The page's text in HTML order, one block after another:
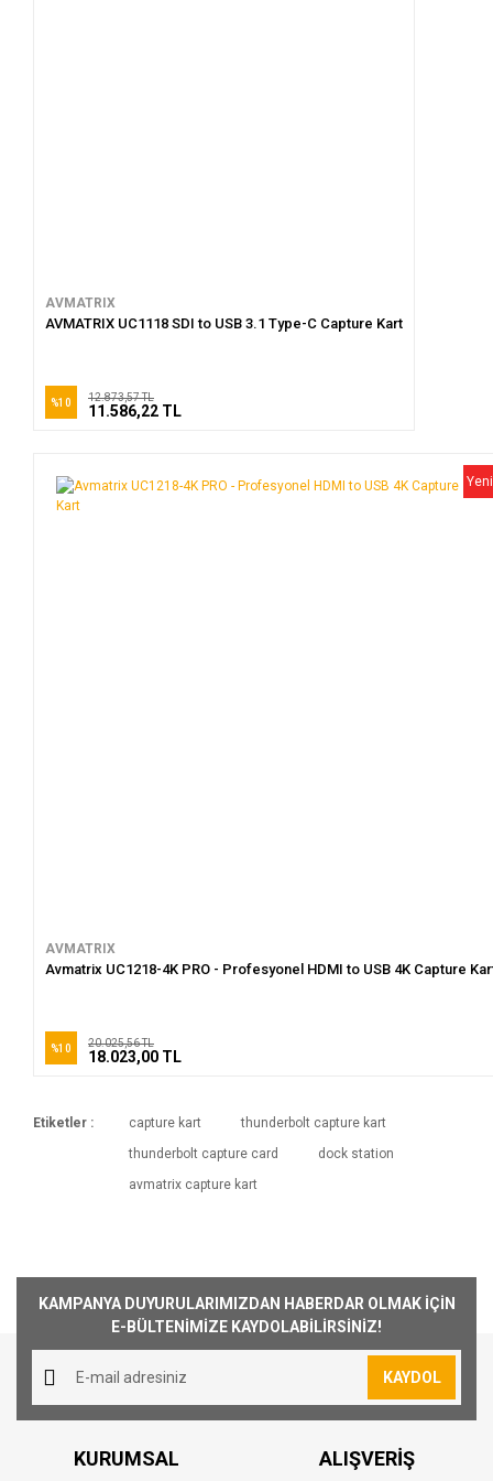
AVMATRIX
AVMATRIX UC1118 SDI to USB 3.1 Type-C Capture Kart
%10 12.873,57 TL
11.586,22 TL
Yeni
AVMATRIX
Avmatrix UC1218-4K PRO - Profesyonel HDMI to USB 4K Capture
%10 20.025,56 TL
18.023,00 TL
Etiketler : capture kart
thunderbolt capture kart
thunderbolt capture card
dock station
avmatrix capture kart
KAMPANYA DUYURULARIMIZDAN HABERDAR OLMAK İÇİN
E-BÜLTENİMİZE KAYDOLABİLİRSİNİZ!
KAYDOL
KURUMSAL ALIŞVERİŞ